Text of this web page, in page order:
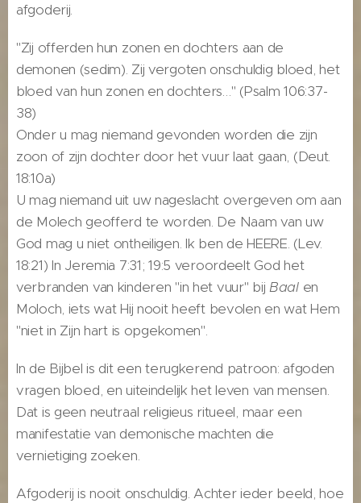
afgoderij.
"Zij offerden hun zonen en dochters aan de
demonen (sedim). Zij vergoten onschuldig bloed, het
bloed van hun zonen en dochters…" (Psalm 106:37-
38)
Onder u mag niemand gevonden worden die zijn
zoon of zijn dochter door het vuur laat gaan, (Deut.
18:10a)
U mag niemand uit uw nageslacht overgeven om aan
de Molech geofferd te worden. De Naam van uw
God mag u niet ontheiligen. Ik ben de HEERE. (Lev.
18:21) In Jeremia 7:31; 19:5 veroordeelt God het
verbranden van kinderen "in het vuur" bijBaalen
Moloch, iets wat Hij nooit heeft bevolen en wat Hem
"niet in Zijn hart is opgekomen".
In de Bijbel is dit een terugkerend patroon: afgoden
vragen bloed, en uiteindelijk het leven van mensen.
Dat is geen neutraal religieus ritueel, maar een
manifestatie van demonische machten die
vernietiging zoeken.
Afgoderij is nooit onschuldig. Achter ieder beeld, hoe